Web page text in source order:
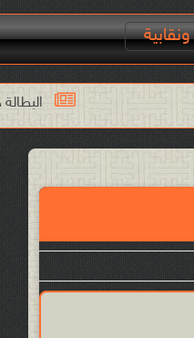
البطالة هي التي قوّت